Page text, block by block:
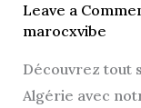
Leave a
marocxvibe
Découvrez tout
Algérie avec
Review
Guide
2025